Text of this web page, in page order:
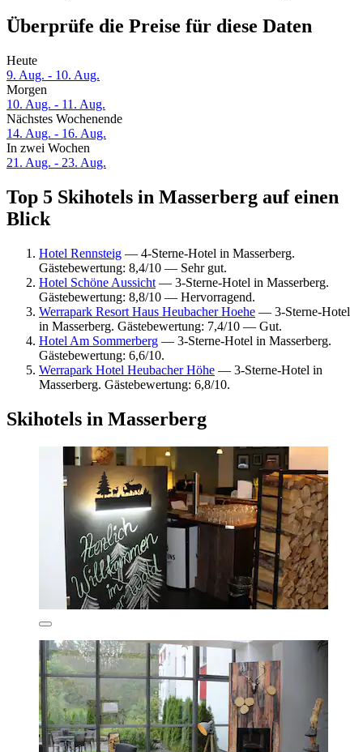
Überprüfe die Preise für diese Daten
Heute
9. Aug. - 10. Aug.
Morgen
10. Aug. - 11. Aug.
Nächstes Wochenende
14. Aug. - 16. Aug.
In zwei Wochen
21. Aug. - 23. Aug.
Top 5 Skihotels in Masserberg auf einen
Blick
Hotel Rennsteig — 4-Sterne-Hotel in Masserberg.
Gästebewertung: 8,4/10 — Sehr gut.
Hotel Schöne Aussicht — 3-Sterne-Hotel in Masserberg.
Gästebewertung: 8,8/10 — Hervorragend.
Werrapark Resort Haus Heubacher Hoehe — 3-Sterne-Hotel
in Masserberg. Gästebewertung: 7,4/10 — Gut.
Hotel Am Sommerberg — 3-Sterne-Hotel in Masserberg.
Gästebewertung: 6,6/10.
Werrapark Hotel Heubacher Höhe — 3-Sterne-Hotel in
Masserberg. Gästebewertung: 6,8/10.
Skihotels in Masserberg